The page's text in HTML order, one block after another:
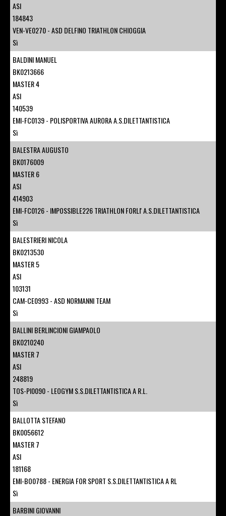
ASI
184843
VEN-VE0270 - ASD DELFINO TRIATHLON CHIOGGIA
Sì
BALDINI MANUEL
BK0213666
MASTER 4
ASI
140539
EMI-FC0139 - POLISPORTIVA AURORA A.S.DILETTANTISTICA
Sì
BALESTRA AUGUSTO
BK0176009
MASTER 6
ASI
414903
EMI-FC0126 - IMPOSSIBLE226 TRIATHLON FORLI' A.S.DILETTANTISTICA
Sì
BALESTRIERI NICOLA
BK0213530
MASTER 5
ASI
103131
CAM-CE0993 - ASD NORMANNI TEAM
Sì
BALLINI BERLINCIONI GIAMPAOLO
BK0210240
MASTER 7
ASI
248819
TOS-PI0090 - LEOGYM S.S.DILETTANTISTICA A R.L.
Sì
BALLOTTA STEFANO
BK0056612
MASTER 7
ASI
181168
EMI-BO0788 - ENERGIA FOR SPORT S.S.DILETTANTISTICA A RL
Sì
BARBINI GIOVANNI